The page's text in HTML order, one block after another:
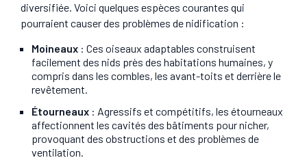
diversifiée. Voici quelques espèces courantes qui
pourraient causer des problèmes de nidification :
Moineaux : Ces oiseaux adaptables construisent
facilement des nids près des habitations humaines, y
compris dans les combles, les avant-toits et derrière le
revêtement.
Étourneaux : Agressifs et compétitifs, les étourneaux
affectionnent les cavités des bâtiments pour nicher,
provoquant des obstructions et des problèmes de
ventilation.